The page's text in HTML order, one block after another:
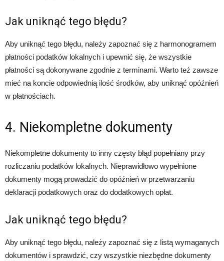
Jak uniknąć tego błędu?
Aby uniknąć tego błędu, należy zapoznać się z harmonogramem
płatności podatków lokalnych i upewnić się, że wszystkie
płatności są dokonywane zgodnie z terminami. Warto też zawsze
mieć na koncie odpowiednią ilość środków, aby uniknąć opóźnień
w płatnościach.
4. Niekompletne dokumenty
Niekompletne dokumenty to inny częsty błąd popełniany przy
rozliczaniu podatków lokalnych. Nieprawidłowo wypełnione
dokumenty mogą prowadzić do opóźnień w przetwarzaniu
deklaracji podatkowych oraz do dodatkowych opłat.
Jak uniknąć tego błędu?
Aby uniknąć tego błędu, należy zapoznać się z listą wymaganych
dokumentów i sprawdzić, czy wszystkie niezbędne dokumenty